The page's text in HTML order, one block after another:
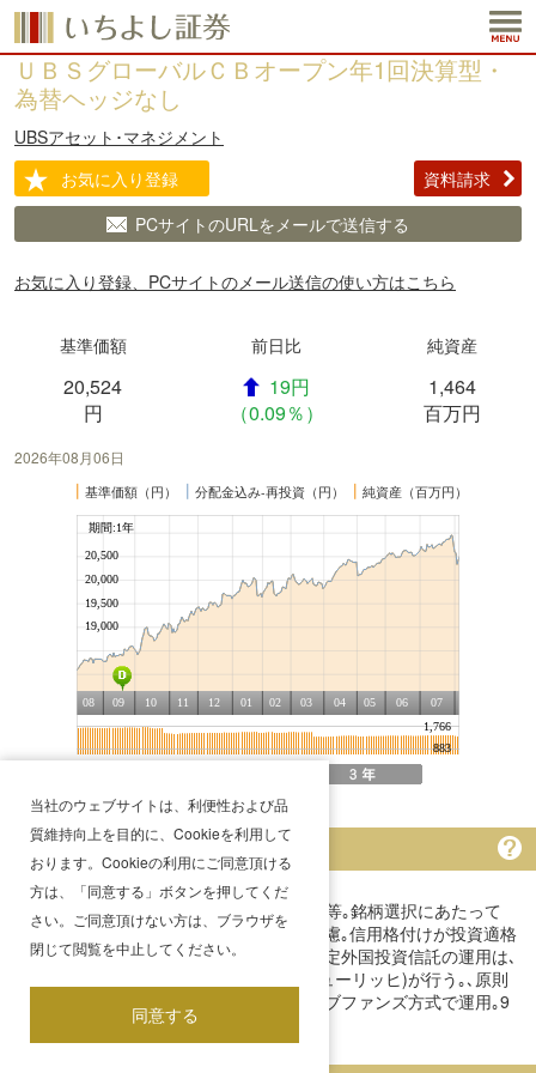
ＵＢＳグローバルＣＢオープン年1回決算型・
為替ヘッジなし
UBSアセット･マネジメント
お気に入り登録
資料請求
PCサイトのURLをメールで送信する
お気に入り登録、PCサイトのメール送信の使い方はこちら
基準価額 前日比 純資産
20,524
円
19円
（0.09％）
1,464
百万円
2026年08月06日
┃ 基準価額（円） ┃ 分配金込み-再投資（円） ┃ 純資産（百万円）
ファンドの特色
主要投資対象は､世界各国の転換社債(CB)等｡銘柄選択にあたって
は､利回り､発行体リスク､流動性などを考慮｡信用格付けが投資適格
未満(BBB-未満)の銘柄への投資も行う｡指定外国投資信託の運用は､
UBS AG, UBSアセット･マネジメント(チューリッヒ)が行う｡､原則
として為替ヘッジを行わない｡ファンドオブファンズ方式で運用｡9
当社のウェブサイトは、利便性および品
質維持向上を目的に、Cookieを利用して
おります。Cookieの利用にご同意頂ける
方は、「同意する」ボタンを押してくだ
さい。ご同意頂けない方は、ブラウザを
閉じて閲覧を中止してください。
同意する